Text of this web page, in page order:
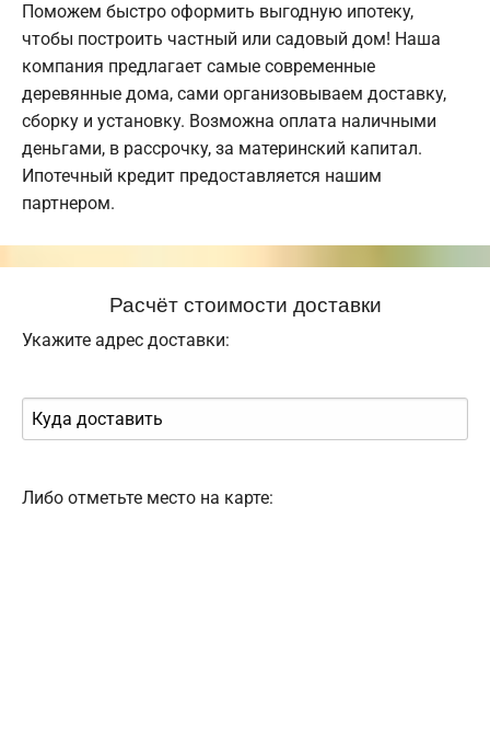
Поможем быстро оформить выгодную ипотеку,
чтобы построить частный или садовый дом! Наша
компания предлагает самые современные
деревянные дома, сами организовываем доставку,
сборку и установку. Возможна оплата наличными
деньгами, в рассрочку, за материнский капитал.
Ипотечный кредит предоставляется нашим
партнером.
Расчёт стоимости доставки
Укажите адрес доставки:
Либо отметьте место на карте: